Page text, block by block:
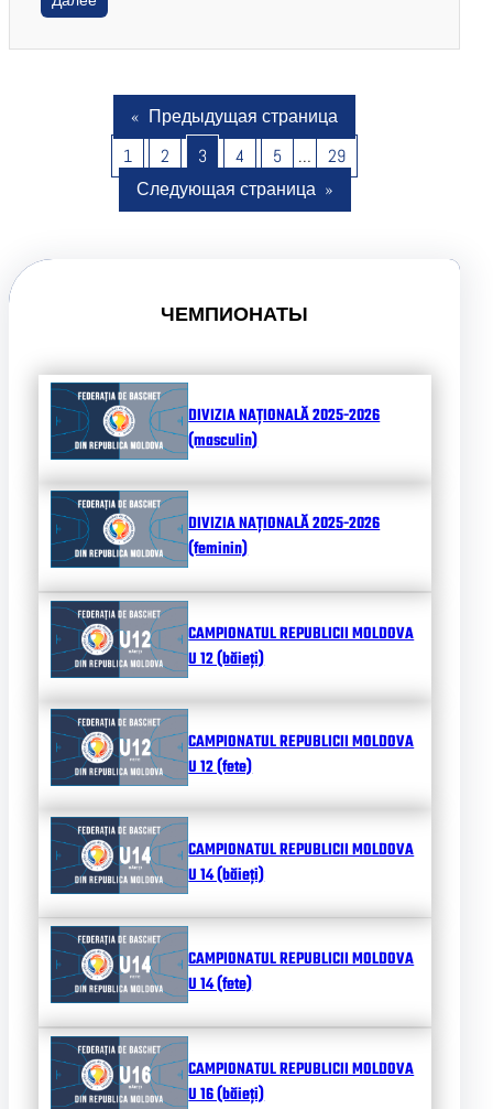
« Предыдущая страница
1
2 3 4 5 …
29
Следующая страница »
ЧЕМПИОНАТЫ
DIVIZIA NAȚIONALĂ 2025-2026
(masculin)
DIVIZIA NAȚIONALĂ 2025-2026
(feminin)
CAMPIONATUL REPUBLICII MOLDOVA
U 12 (băieți)
CAMPIONATUL REPUBLICII MOLDOVA
U 12 (fete)
CAMPIONATUL REPUBLICII MOLDOVA
U 14 (băieți)
CAMPIONATUL REPUBLICII MOLDOVA
U 14 (fete)
CAMPIONATUL REPUBLICII MOLDOVA
U 16 (băieți)